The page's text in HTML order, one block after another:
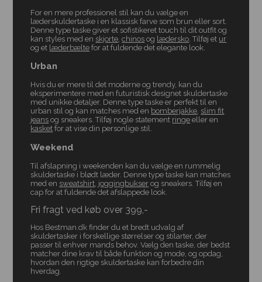
For en mere professionel stil kan du vælge en
læderskuldertaske i en klassisk farve som brun eller sort.
Denne type taske giver et sofistikeret touch til dit outfit og
kan styles med en skjorte ,chinos og lædersko . Tilføj et ur
og et læderbælte for at fuldende det elegante look.
Urban
Hvis du er mere til det moderne og trendy, kan du
eksperimentere med en futuristisk designet skuldertaske
med unikke detaljer. Denne type taske er perfekt til en
urban stil og kan matches med en bomberjakke, slim fit
jeans og sneakers. Tilføj nogle statement ringe eller en
kasket for at vise din personlige stil.
Weekend
Til afslapning i weekenden kan du vælge en rummelig
skuldertaske i blødt læder. Denne type taske kan matches
med en sweatshirt joggingbukser og sneakers. Tilføj en
cap for at fuldende det afslappede look.
Fri fragt ved køb over 399,-
Hos Bestman.dk finder du et bredt udvalg af
skuldertasker i forskellige størrelser og stilarter, der
passer til enhver mands behov. Vælg den taske, der bedst
matcher dine krav til både funktion og mode, og opdag,
hvordan den rigtige skuldertaske kan forbedre din
hverdag.